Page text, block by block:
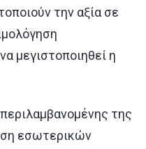
την αξία σε
μεγιστοποιηθεί η
της
εσωτερικών